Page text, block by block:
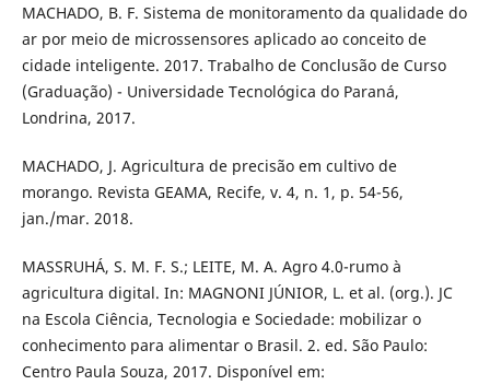
MACHADO, B. F. Sistema de monitoramento da qualidade do
ar por meio de microssensores aplicado ao conceito de
cidade inteligente. 2017. Trabalho de Conclusão de Curso
(Graduação) - Universidade Tecnológica do Paraná,
Londrina, 2017.
MACHADO, J. Agricultura de precisão em cultivo de
morango. Revista GEAMA, Recife, v. 4, n. 1, p. 54-56,
jan./mar. 2018.
MASSRUHÁ, S. M. F. S.; LEITE, M. A. Agro 4.0-rumo à
agricultura digital. In: MAGNONI JÚNIOR, L. et al. (org.). JC
na Escola Ciência, Tecnologia e Sociedade: mobilizar o
conhecimento para alimentar o Brasil. 2. ed. São Paulo:
Centro Paula Souza, 2017. Disponível em: